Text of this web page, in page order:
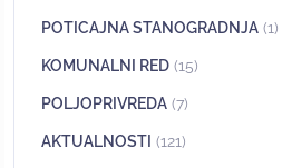
POTICAJNA STANOGRADNJA (1)
KOMUNALNI RED (15)
POLJOPRIVREDA (7)
AKTUALNOSTI (121)